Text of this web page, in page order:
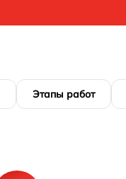
Этапы работ